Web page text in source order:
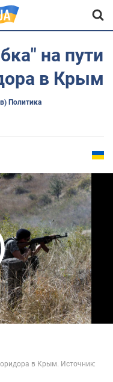
на пути
в Крым
Политика
Video